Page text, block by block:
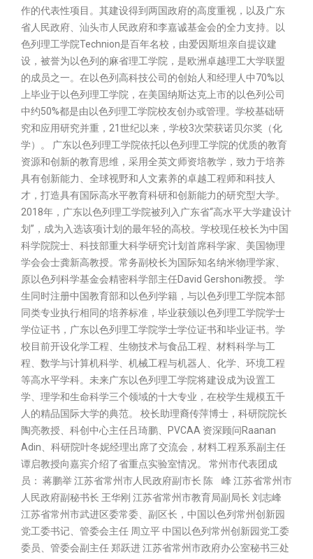
作的代表性项目。其建设得到两国政府的高度重视，以及广东
省人民政府、汕头市人民政府和李嘉诚基金会的全力支持。以
色列理工学院Technion是百年名校，由爱因斯坦亲自提议建
设，被誉为以色列的麻省理工学院，是欧洲卓越理工大学联盟
的成员之一。在以色列高科技公司的创始人和经理人中70%以
上毕业于以色列理工学院，在美国纳斯达克上市的以色列公司
中约50%都是由以色列理工学院校友创办或管理。学校基础研
究和应用研究并重，21世纪以来，学校3次荣获诺贝尔奖（化
学）。 广东以色列理工学院依托以色列理工学院的优质的教育
资源和创新的教育思维，采用全英文师资培教学，致力于培养
具有创新能力、全球视野和人文素养的卓越工程师和科技人
才，打造具有国际高水平教育科研和创新能力的研究型大学。
2018年，广东以色列理工学院被列入广东省“高水平大学建设计
划”，成为入选该项计划的最年轻的高校。学校现任校长为中国
科学院院士、科技部重大科学研究计划首席科学家、美国物理
学会会士龚新高教授。常务副校长为国际知名纳米物理学家、
原以色列科学基金会精密科学部主任David Gershoni教授。 学
生同时注册中国教育部和以色列学籍，与以色列理工学院本部
同类专业执行相同的培养标准，毕业获颁以色列理工学院学士
学位证书，广东以色列理工学院学士学位证书和毕业证书。学
校目前开设化学工程、生物技术与食品工程、材料科学与工
程、数学与计算机科学、机械工程与机器人、化学、环境工程
等高水平学科。未来广东以色列理工学院将建设成为设置工
学、理学和生命科学三个领域的十大专业，在校学生规模五千
人的精品国际大学的典范。 校长助理裔传萍博士，科研院院长
陶亮教授、科创中心主任吕琦鹏、PVCAA 资深顾问Raanan
Adin、科研院叶冬妮经理出席了交流会，材料工程系系副主任
谭启教授向嘉宾介绍了省重点实验室情况。 常州市代表团成
员： 蒋鹏举 江苏省常州市人民政府副市长 陈 峰 江苏省常州市
人民政府副秘书长 王华刚 江苏省常州市教育局副局长 刘志峰
江苏省常州市武进区委常委、副区长，中国以色列常州创新园
党工委书记、管委会主任 周立平 中国以色列常州创新园党工委
委员、管委会副主任 郑跃进 江苏省常州市政府办公室秘书三处